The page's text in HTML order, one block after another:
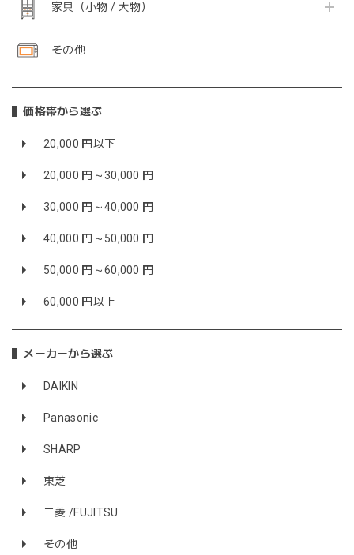
家具（小物 / 大物）
その他
価格帯から選ぶ
20,000 円以下
20,000 円～30,000 円
30,000 円～40,000 円
40,000 円～50,000 円
50,000 円～60,000 円
60,000 円以上
メーカーから選ぶ
DAIKIN
Panasonic
SHARP
東芝
三菱 /FUJITSU
その他